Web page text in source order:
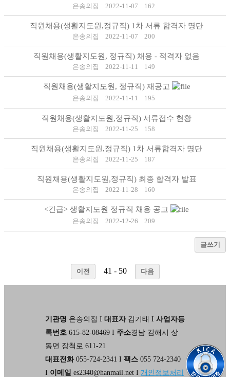
은송의집 2022-11-07 162
직원채용(생활지도원,정규직) 1차 서류 합격자 명단
은송의집 2022-11-07 200
직원채용(생활지도원, 정규직) 채용 - 적격자 없음
은송의집 2022-11-11 149
직원채용(생활지도원, 정규직) 재공고
은송의집 2022-11-11 195
직원채용(생활지도원,정규직) 서류접수 현황
은송의집 2022-11-25 158
직원채용(생활지도원,정규직) 1차 서류합격자 명단
은송의집 2022-11-25 187
직원채용(생활지도원,정규직) 최종 합격자 발표
은송의집 2022-11-28 160
<긴급> 생활지도원 정규직 채용 공고
은송의집 2022-12-26 209
글쓰기
이전 41 - 50 다음
기관명 은송의집 I 대표자김기태 I 사업자등
록번호 615-82-08469 I 주소경남 김해시 상
동면 장척로 611-21
대표전화055-724-2341 I 팩스 055 724-2340
I 이메일 es2340@hanmail.net I 개인정보처리